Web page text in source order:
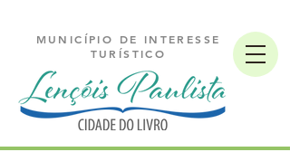
MUNICÍPIO DE INTERESSE
TURÍSTICO